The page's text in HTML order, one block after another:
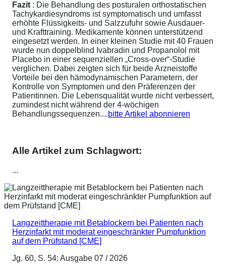
Fazit : Die Behandlung des posturalen orthostatischen
Tachykardiesyndroms ist symptomatisch und umfasst
erhöhte Flüssigkeits- und Salzzufuhr sowie Ausdauer-
und Krafttraining. Medikamente können unterstützend
eingesetzt werden. In einer kleinen Studie mit 40 Frauen
wurde nun doppelblind Ivabradin und Propanolol mit
Placebo in einer sequenziellen „Cross-over“-Studie
verglichen. Dabei zeigten sich für beide Arzneistoffe
Vorteile bei den hämodynamischen Parametern, der
Kontrolle von Symptomen und den Präferenzen der
Patientinnen. Die Lebensqualität wurde nicht verbessert,
zumindest nicht während der 4-wöchigen
Behandlungssequenzen....bitte Artikel abonnieren
Alle Artikel zum Schlagwort:
...
Langzeittherapie mit Betablockern bei Patienten nach
Herzinfarkt mit moderat eingeschränkter Pumpfunktion
auf dem Prüfstand [CME]
Jg. 60, S. 54; Ausgabe 07 / 2026